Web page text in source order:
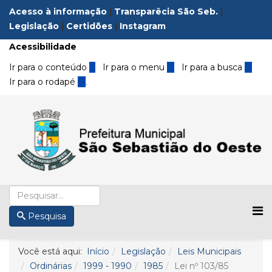
Acesso à informação | Transparêcia São Seb. |
Legislação | Certidões | Instagram
Acessibilidade
Ir para o conteúdo 1 Ir para o menu 2 Ir para a busca3
Ir para o rodapé 4 .
Pesquisa
Você está aqui: Início Legislação
Leis Municipais
Ordinárias
1999 - 1990 1985 Lei nº 103/85